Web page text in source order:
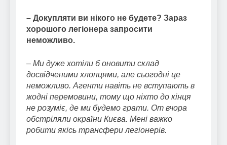
– Докупляти ви нікого не будете? Зараз
хорошого легіонера запросити
неможливо.
– Ми дуже хотіли б оновити склад
досвідченими хлопцями, але сьогодні це
неможливо. Агенти навіть не вступають в
жодні перемовини, тому що ніхто до кінця
не розуміє, де ми будемо грати. От вчора
обстріляли окраїни Києва. Мені важко
робити якісь трансфери легіонерів.